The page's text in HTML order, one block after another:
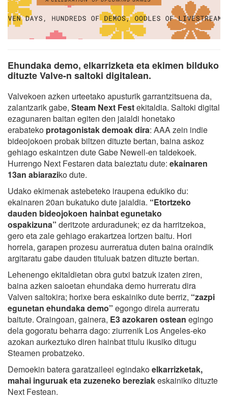
Ehundaka demo, elkarrizketa eta ekimen bilduko
dituzte Valve-n saltoki digitalean.
Valvekoen azken urteetako apusturik garrantzitsuena da,
zalantzarik gabe, Steam Next Festekitaldia. Saltoki digital
ezagunaren baitan egiten den jaialdi honetako
erabateko protagonistak demoak dira: AAA zein indie
bideojokoen probak biltzen dituzte bertan, baina askoz
gehiago eskaintzen dute Gabe Newell-en taldekoek.
Hurrengo Next Festaren data baieztatu dute: ekainaren
13an abiaraziko dute.
Udako ekimenak astebeteko iraupena edukiko du:
ekainaren 20an bukatuko dute jaialdia. “Etortzeko
dauden bideojokoen hainbat egunetako
ospakizuna” deritzote arduradunek; ez da harritzekoa,
gero eta zale gehiago erakartzea lortzen baitu. Hori
horrela, garapen prozesu aurreratua duten baina oraindik
argitaratu gabe dauden tituluak batzen dituzte bertan.
Lehenengo ekitaldietan obra gutxi batzuk izaten ziren,
baina azken saioetan ehundaka demo hurreratu dira
Valven saltokira; horixe bera eskainiko dute berriz, “zazpi
egunetan ehundaka demo” egongo direla aurreratu
baitute. Oraingoan, gainera, E3 azokaren ostean egingo
dela gogoratu beharra dago: ziurrenik Los Angeles-eko
azokan aurkeztuko diren hainbat titulu ikusiko ditugu
Steamen probatzeko.
Demoekin batera garatzaileei egindakoelkarrizketak,
mahai inguruak eta zuzeneko bereziakeskainiko dituzte
Next Festean.